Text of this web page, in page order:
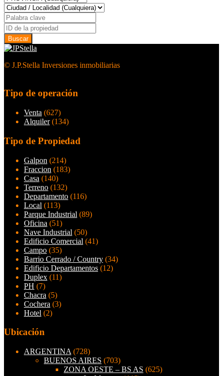
© J.P.Stella Inversiones inmobiliarias
Tipo de operación
Venta (627)
Alquiler(134)
Tipo de Propiedad
Galpon (214)
Fraccion (183)
Casa (140)
Terreno (132)
Departamento (116)
Local (113)
Parque Industrial (89)
Oficina (51)
Nave Industrial (50)
Edificio Comercial (41)
Campo (35)
Barrio Cerrado / Country (34)
Edificio Departamentos (12)
Duplex (11)
PH (7)
Chacra (5)
Cochera (3)
Hotel (2)
Ubicación
ARGENTINA (728)
BUENOS AIRES (703)
ZONA OESTE – BS AS (625)